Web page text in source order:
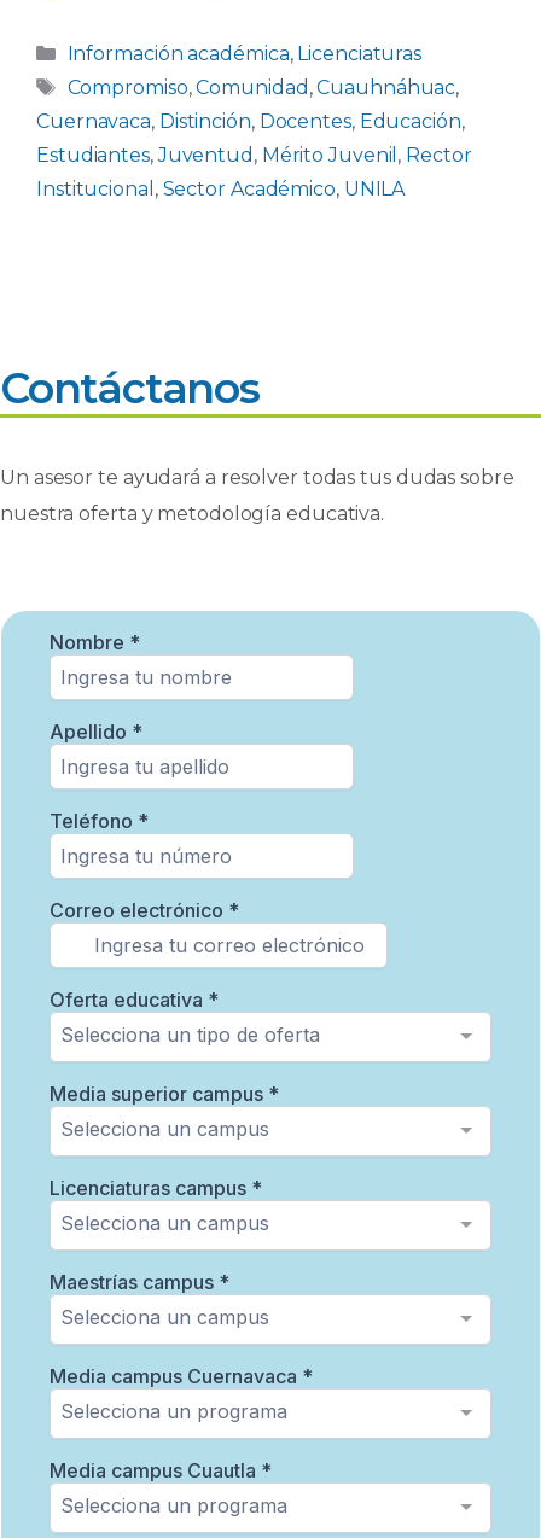
Categorías
Información académica, Licenciaturas
Etiquetas
Compromiso,Comunidad ,Cuauhnáhuac,
Cuernavaca, Distinción, Docentes, Educación,
Estudiantes,Juventud , Mérito Juvenil , Rector
Institucional , Sector Académico, UNILA
Contáctanos
Un asesor te ayudará a resolver todas tus dudas sobre
nuestra oferta y metodología educativa.